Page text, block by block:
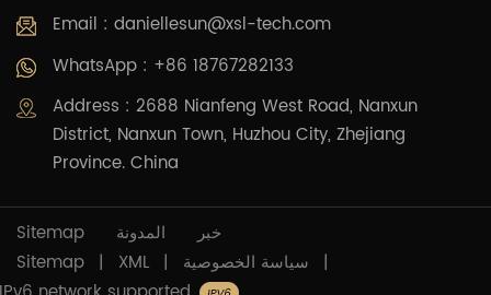
Email : daniellesun@xsl-tech.com
WhatsApp : +86 18767282133
Address : 2688 Nianfeng West Road, Nanxun
District, Nanxun Town, Huzhou City, Zhejiang
Province. China
Sitemap المدونة
خبر
Sitemap | XML | سياسة الخصوصية |